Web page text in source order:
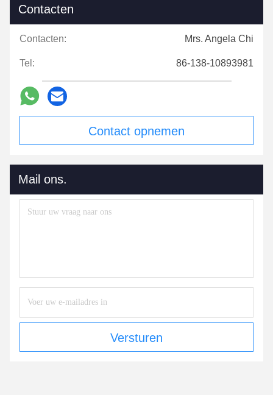
Contacten
Contacten: Mrs. Angela Chi
Tel: 86-138-10893981
Contact opnemen
Mail ons.
Versturen